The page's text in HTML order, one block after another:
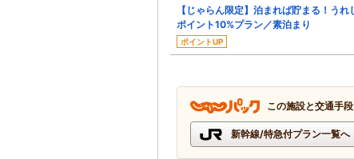
【じゃらん限定】泊まれば貯まる！うれ
ポイント10%プラン／素泊まり
ポイントUP
この施設と交通手
新幹線/特急付プラン一覧へ